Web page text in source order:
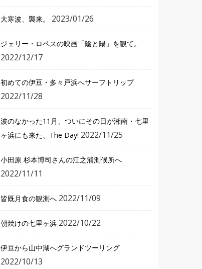
大寒波、襲来。 2023/01/26
ジェリー・ロペスの映画「陰と陽」を観て。
2022/12/17
初めての伊豆・多々戸浜へサーフトリップ
2022/11/28
波のなかった11月、ついにその日が湘南・七里
ヶ浜にも来た、The Day! 2022/11/25
小田原 杉本博司さんの江之浦測候所へ
2022/11/11
皆既月食の観測へ 2022/11/09
朝焼けの七里ヶ浜 2022/10/22
伊豆から山中湖へグランドツーリング
2022/10/13